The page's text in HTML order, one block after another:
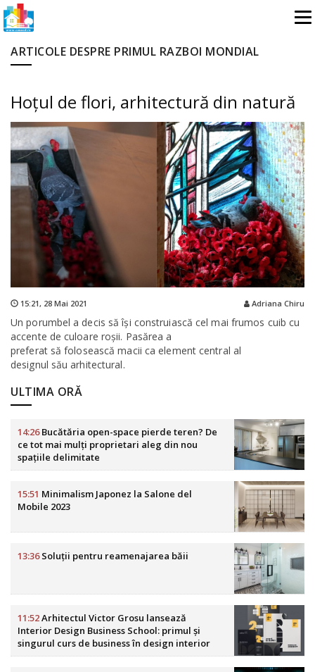
ARTICOLE DESPRE PRIMUL RAZBOI MONDIAL
Hoțul de flori, arhitectură din natură
15:21, 28 Mai 2021 Adriana Chiru
Un porumbel a decis să își construiască cel mai frumos cuib cu
accente de culoare roșii. Pasărea a
preferat să folosească macii ca element central al
designul său arhitectural.
ULTIMA ORĂ
14:26Bucătăria open-space pierde teren? De
ce tot mai mulți proprietari aleg din nou
spațiile delimitate
15:51 Minimalism Japonez la Salone del
Mobile 2023
13:36Soluții pentru reamenajarea băii
11:52Arhitectul Victor Grosu lansează
Interior Design Business School: primul și
singurul curs de business în design interior
din România